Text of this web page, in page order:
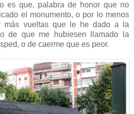
es que, palabra de honor que no
el monumento, o por lo menos
más vueltas que le he dado a la
de que me hubiesen llamado la
o de caerme que es peor.